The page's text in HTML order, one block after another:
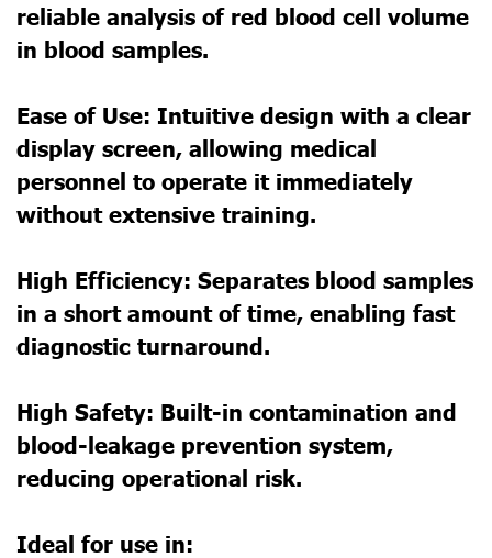
reliable analysis of red blood cell volume
in blood samples.
Ease of Use: Intuitive design with a clear
display screen, allowing medical
personnel to operate it immediately
without extensive training.
High Efficiency: Separates blood samples
in a short amount of time, enabling fast
diagnostic turnaround.
High Safety: Built-in contamination and
blood-leakage prevention system,
reducing operational risk.
Ideal for use in: